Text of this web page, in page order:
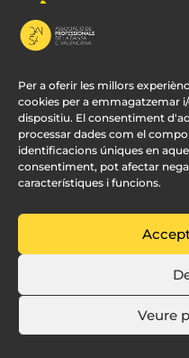
Per a oferir les millors
cookies per a emmagatzemar
dispositiu. El consentiment
processar dades com el
identificacions úniques en
consentiment, pot afectar
característiques i funcions.
Veure
l
Diseño Web